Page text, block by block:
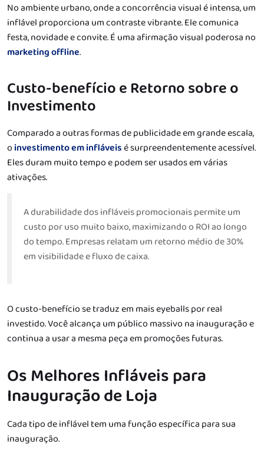
No ambiente urbano, onde a concorrência visual é intensa, um
inflável proporciona um contraste vibrante. Ele comunica
festa, novidade e convite. É uma afirmação visual poderosa no
marketing offline.
Custo-benefício e Retorno sobre o
Investimento
Comparado a outras formas de publicidade em grande escala,
o investimento em infláveisé surpreendentemente acessível.
Eles duram muito tempo e podem ser usados em várias
ativações.
A durabilidade dos infláveis promocionais permite um
custo por uso muito baixo, maximizando o ROI ao longo
do tempo. Empresas relatam um retorno médio de 30%
em visibilidade e fluxo de caixa.
O custo-benefício se traduz em mais eyeballs por real
investido. Você alcança um público massivo na inauguração e
continua a usar a mesma peça em promoções futuras.
Os Melhores Infláveis para
Inauguração de Loja
Cada tipo de inflável tem uma função específica para sua
inauguração.